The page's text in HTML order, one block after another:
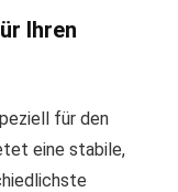
Ihren
für den
eine stabile,